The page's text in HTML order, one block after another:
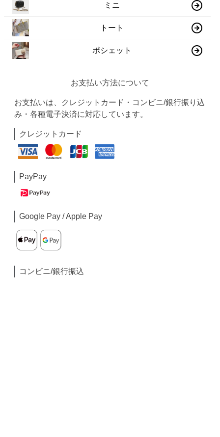
ミニ
トート
ポシェット
お支払い方法について
お支払いは、クレジットカード・コンビニ/銀行振り込
み・各種電子決済に対応しています。
クレジットカード
PayPay
Google Pay / Apple Pay
コンビニ/銀行振込